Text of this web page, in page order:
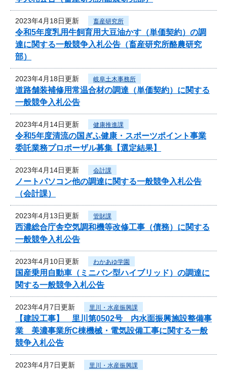
2023年4月18日更新 畜産研究所
令和5年度乳用牛飼育用大豆油かす（単価契約）の調
達に関する一般競争入札公告（畜産研究所酪農研究
部）
2023年4月18日更新 岐阜土木事務所
道路舗装補修用常温合材の調達（単価契約）に関する
一般競争入札公告
2023年4月14日更新 健康推進課
令和5年度清流の国ぎふ健康・スポーツポイント事業
委託業務プロポーザル募集【選定結果】
2023年4月14日更新 会計課
ノートパソコン他の調達に関する一般競争入札公告
（会計課）
2023年4月13日更新 管財課
西濃総合庁舎空気調和機等改修工事（債務）に関する
一般競争入札公告
2023年4月10日更新 わかあゆ学園
国産乗用自動車（ミニバン型ハイブリッド）の調達に
関する一般競争入札公告
2023年4月7日更新 里川・水産振興課
【建設工事】 里川第0502号 内水面振興施設整備事
業 美濃事業所C棟機械・電気設備工事に関する一般
競争入札公告
2023年4月7日更新 里川・水産振興課